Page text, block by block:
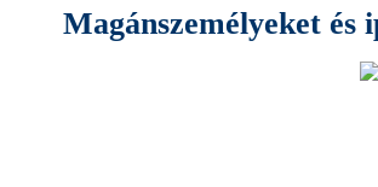
Magánszemélyeket és